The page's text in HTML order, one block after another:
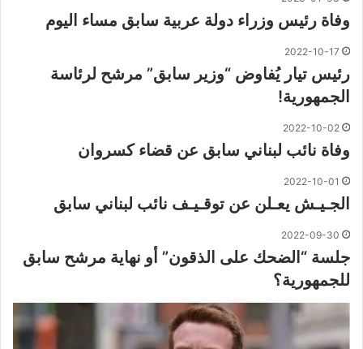
وفاة رئيس وزراء دولة عربية سابق مساء اليوم
2022-10-17
رئيس تيار يُفاوض “وزير سابق” مرشح لرئاسة
الجمهورية!
2022-10-02
وفاة نائب لبناني سابق عن قضاء كسروان
2022-10-01
الجـيـش يعـلن عن توقـيـف نائب لبناني سابق
2022-09-30
جلسة “الضحك على الذقون” أو نهاية مرشح سابق
للجمهورية؟